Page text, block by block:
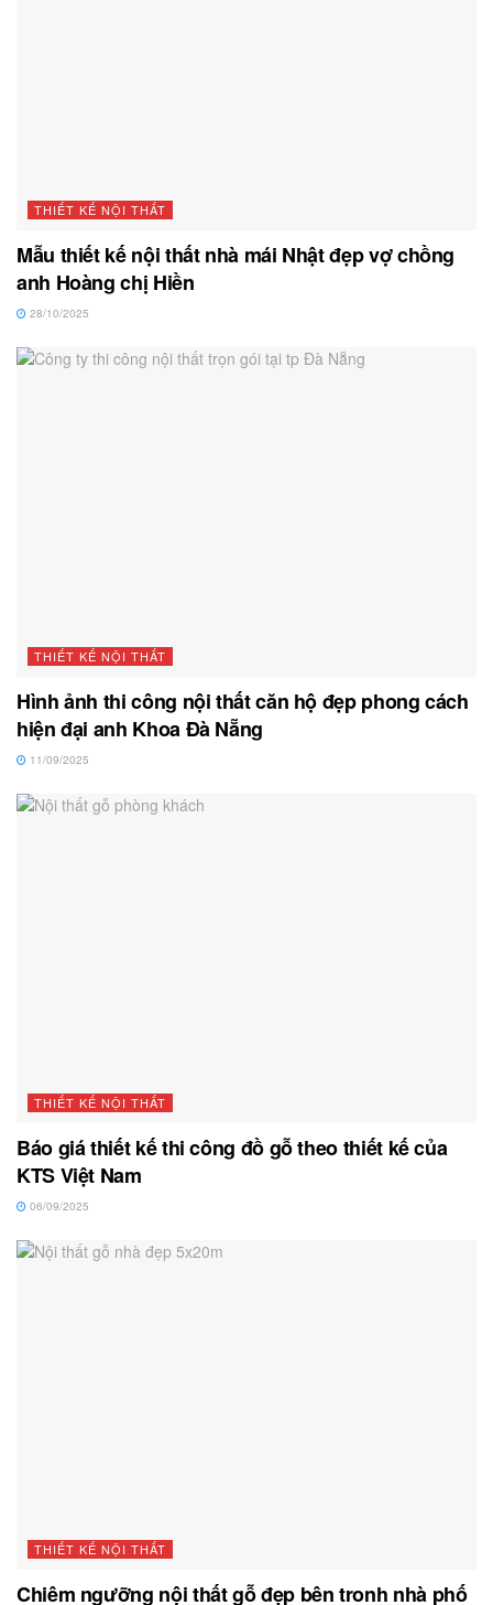
THIẾT KẾ NỘI THẤT
Mẫu thiết kế nội thất nhà mái Nhật đẹp vợ chồng
anh Hoàng chị Hiền
28/10/2025
THIẾT KẾ NỘI THẤT
Hình ảnh thi công nội thất căn hộ đẹp phong cách
hiện đại anh Khoa Đà Nẵng
11/09/2025
THIẾT KẾ NỘI THẤT
Báo giá thiết kế thi công đồ gỗ theo thiết kế của
KTS Việt Nam
06/09/2025
THIẾT KẾ NỘI THẤT
Chiêm ngưỡng nội thất gỗ đẹp bên tronh nhà phố